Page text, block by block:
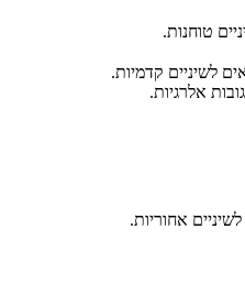
טוחנות.
לשיניים קדמיות.
אלרגיות.
אחוריות.